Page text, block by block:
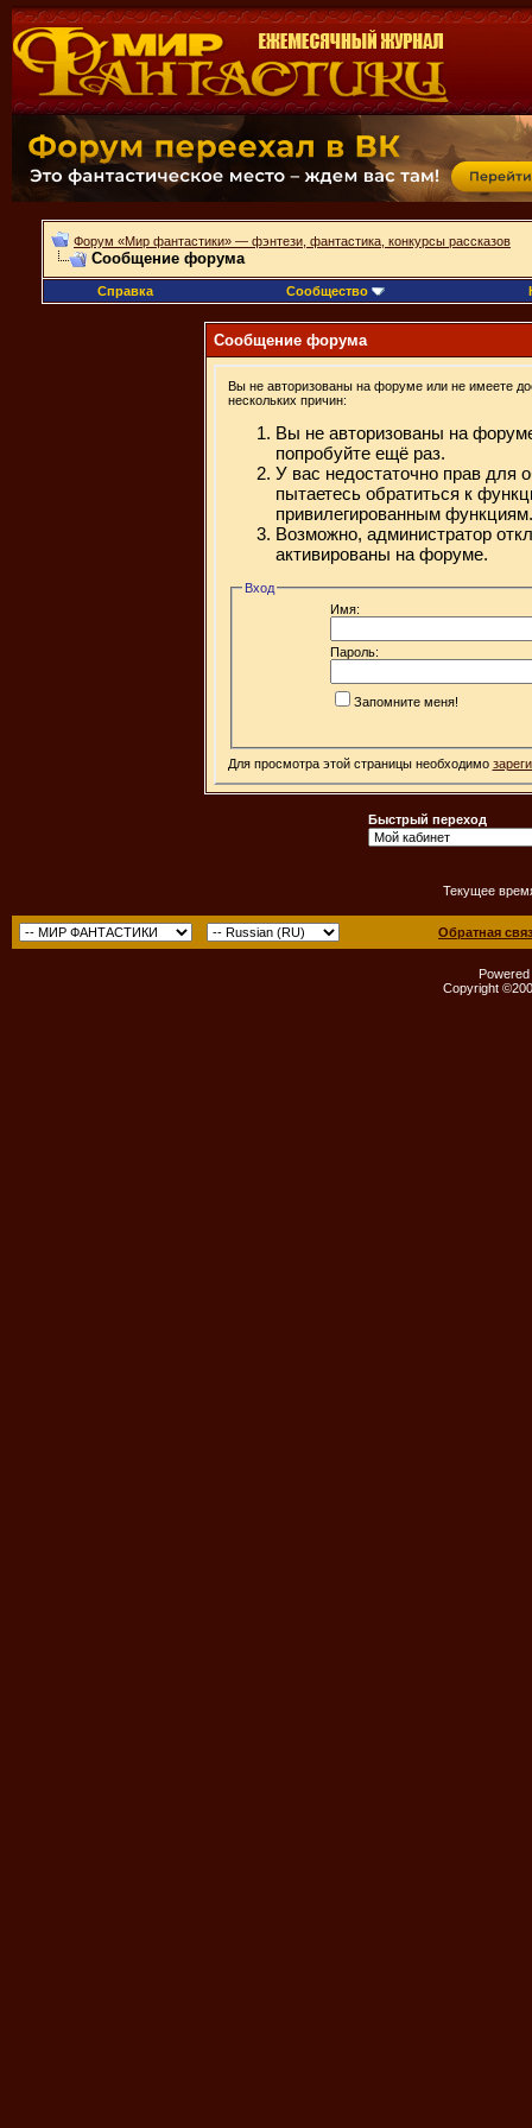
Форум «Мир фантастики» — фэнтези, фантастика, конкурсы рассказов
Сообщение форума
Справка Сообщество
Сообщение форума
Вы не авторизованы на форуме или не имеете
нескольких причин:
Вы не авторизованы на
попробуйте ещё раз.
У вас недостаточно прав для
пытаетесь обратиться к
привилегированным функциям.
Возможно, администратор
активированы на форуме.
Вход
Имя:
Пароль:
Запомните меня!
Для просмотра этой страницы необходимо
Быстрый переход
Текущее
Обратная
Copyright